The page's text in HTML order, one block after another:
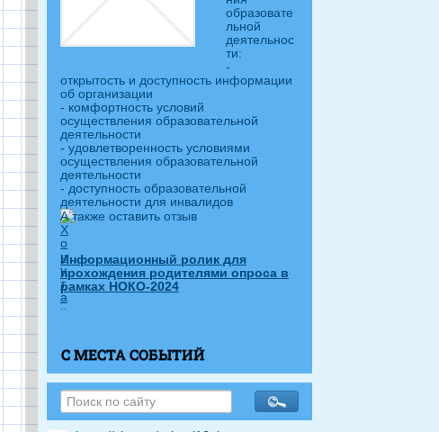
образовате
льной
деятельнос
ти:
-
открытость и доступность информации
об организации
- комфортность условий
осуществления образовательной
деятельности
- удовлетворенность условиями
осуществления образовательной
деятельности
- доступность образовательной
деятельности для инвалидов
А также оставить отзыв
Информационный ролик для
прохождения родителями опроса в
рамках НОКО-2024
С МЕСТА СОБЫТИЙ